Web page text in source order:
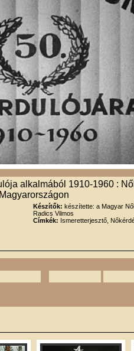
alkalmából 1910-1960 :
Magyarországon
Készítők: készítette: a Magyar
Radics Vilmos
Címkék: Ismeretterjesztő,